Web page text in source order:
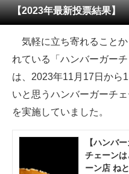
メディア
注目記事を集めた総合ページ
ITの今と未来を見通す
スマホと通信の最新トレンド
進化するPCとデバイスの未来
好きが集まる 比べて選べる
ビジネスと働き方のヒント
【2023年最新投票結果】
気軽に立ち寄れることか
れている「ハンバーガー
は、2023年11月17日から
いと思うハンバーガーチ
を実施していました。
【ハンバ
チェーン
ーン店 ね